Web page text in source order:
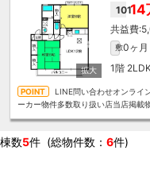
10114
敷0ヶ月
1階
LINE問い合わせオンライ
ーカー物件多数取り扱い店当店掲載
棟数5件 (総物件数： 6件)